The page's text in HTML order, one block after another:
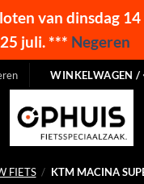
van dinsdag
25 juli. *** Negeren
WINKELWAGEN /
FIETS / KTM MACINA